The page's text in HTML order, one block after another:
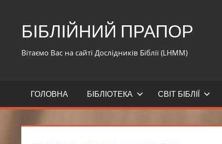
вмістуБІБЛІЙНИЙ ПРАПОР
Вітаємо Вас на сайті Дослідників Біблії (LHMM)
ГОЛОВНА БІБЛІОТЕКА СВІТ БІБЛІЇ